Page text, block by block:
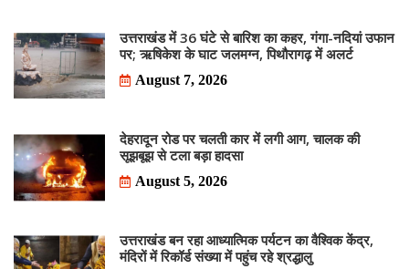
उत्तराखंड में 36 घंटे से बारिश का कहर, गंगा-नदियां उफान
पर; ऋषिकेश के घाट जलमग्न, पिथौरागढ़ में अलर्ट
August 7, 2026
देहरादून रोड पर चलती कार में लगी आग, चालक की
सूझबूझ से टला बड़ा हादसा
August 5, 2026
उत्तराखंड बन रहा आध्यात्मिक पर्यटन का वैश्विक केंद्र,
मंदिरों में रिकॉर्ड संख्या में पहुंच रहे श्रद्धालु